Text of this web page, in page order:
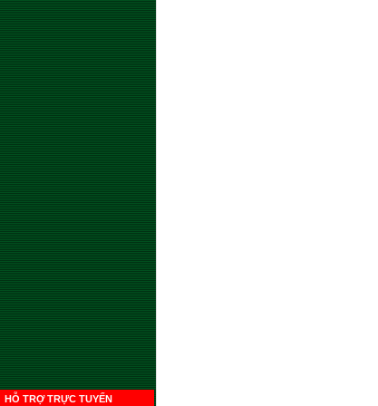
HỖ TRỢ TRỰC TUYẾN